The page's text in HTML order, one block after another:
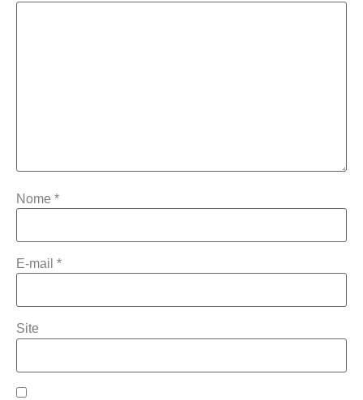
Nome *
E-mail *
Site